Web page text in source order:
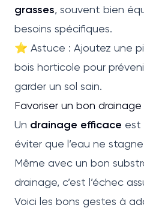
grasses, souvent bien
besoins spécifiques.
⭐ Astuce : Ajoutez une
bois horticole pour
garder un sol sain.
Favoriser un bon drainage
Un drainage efficace est
éviter que l’eau ne
Même avec un bon
drainage, c’est l’échec
Voici les bons gestes à